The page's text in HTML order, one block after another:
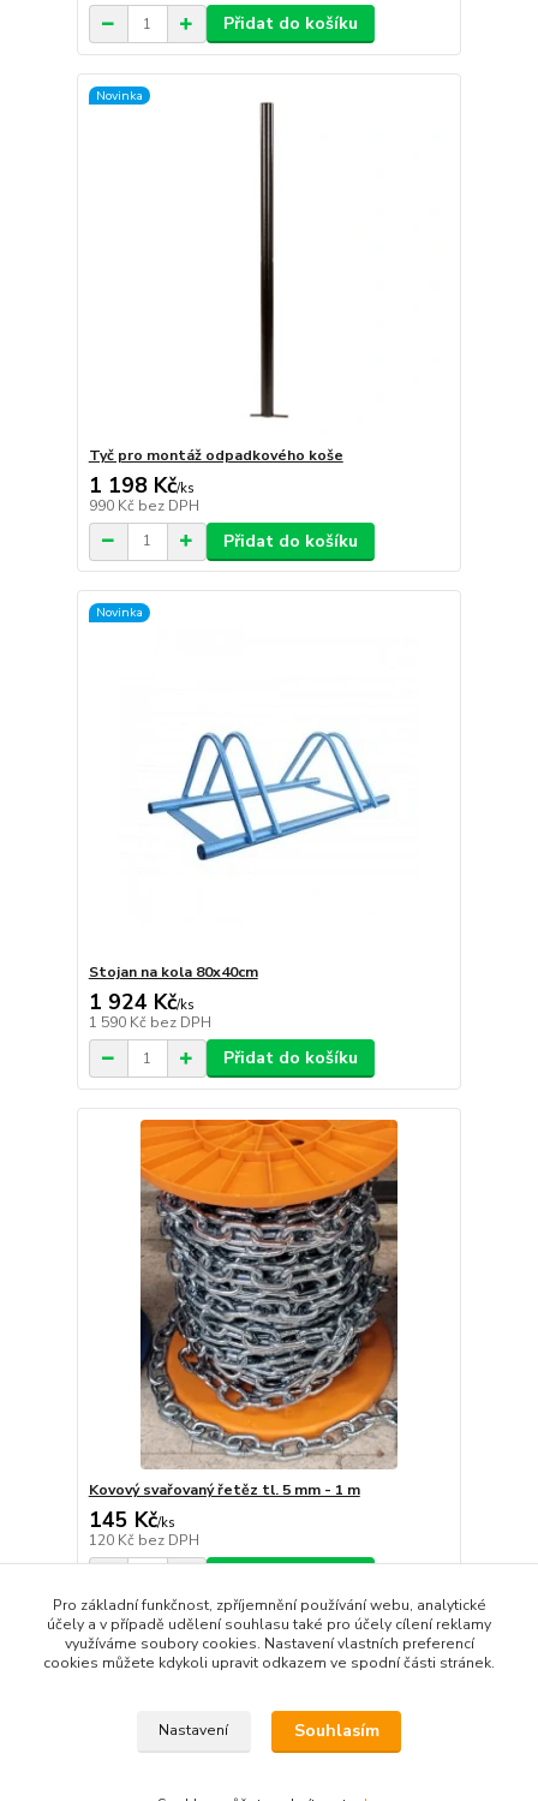
Přidat do košíku
Novinka
Tyč pro montáž odpadkového koše
1 198 Kč/ks
990 Kč bez DPH
Přidat do košíku
Novinka
Stojan na kola 80x40cm
1 924 Kč/ks
1 590 Kč bez DPH
Přidat do košíku
Kovový svařovaný řetěz tl. 5 mm - 1 m
145 Kč/ks
120 Kč bez DPH
strana z 1
Pro základní funkčnost, zpříjemnění používání webu, analytické
účely a v případě udělení souhlasu také pro účely cílení reklamy
využíváme soubory cookies. Nastavení vlastních preferencí
cookies můžete kdykoli upravit odkazem ve spodní části stránek.
Nastavení Souhlasím